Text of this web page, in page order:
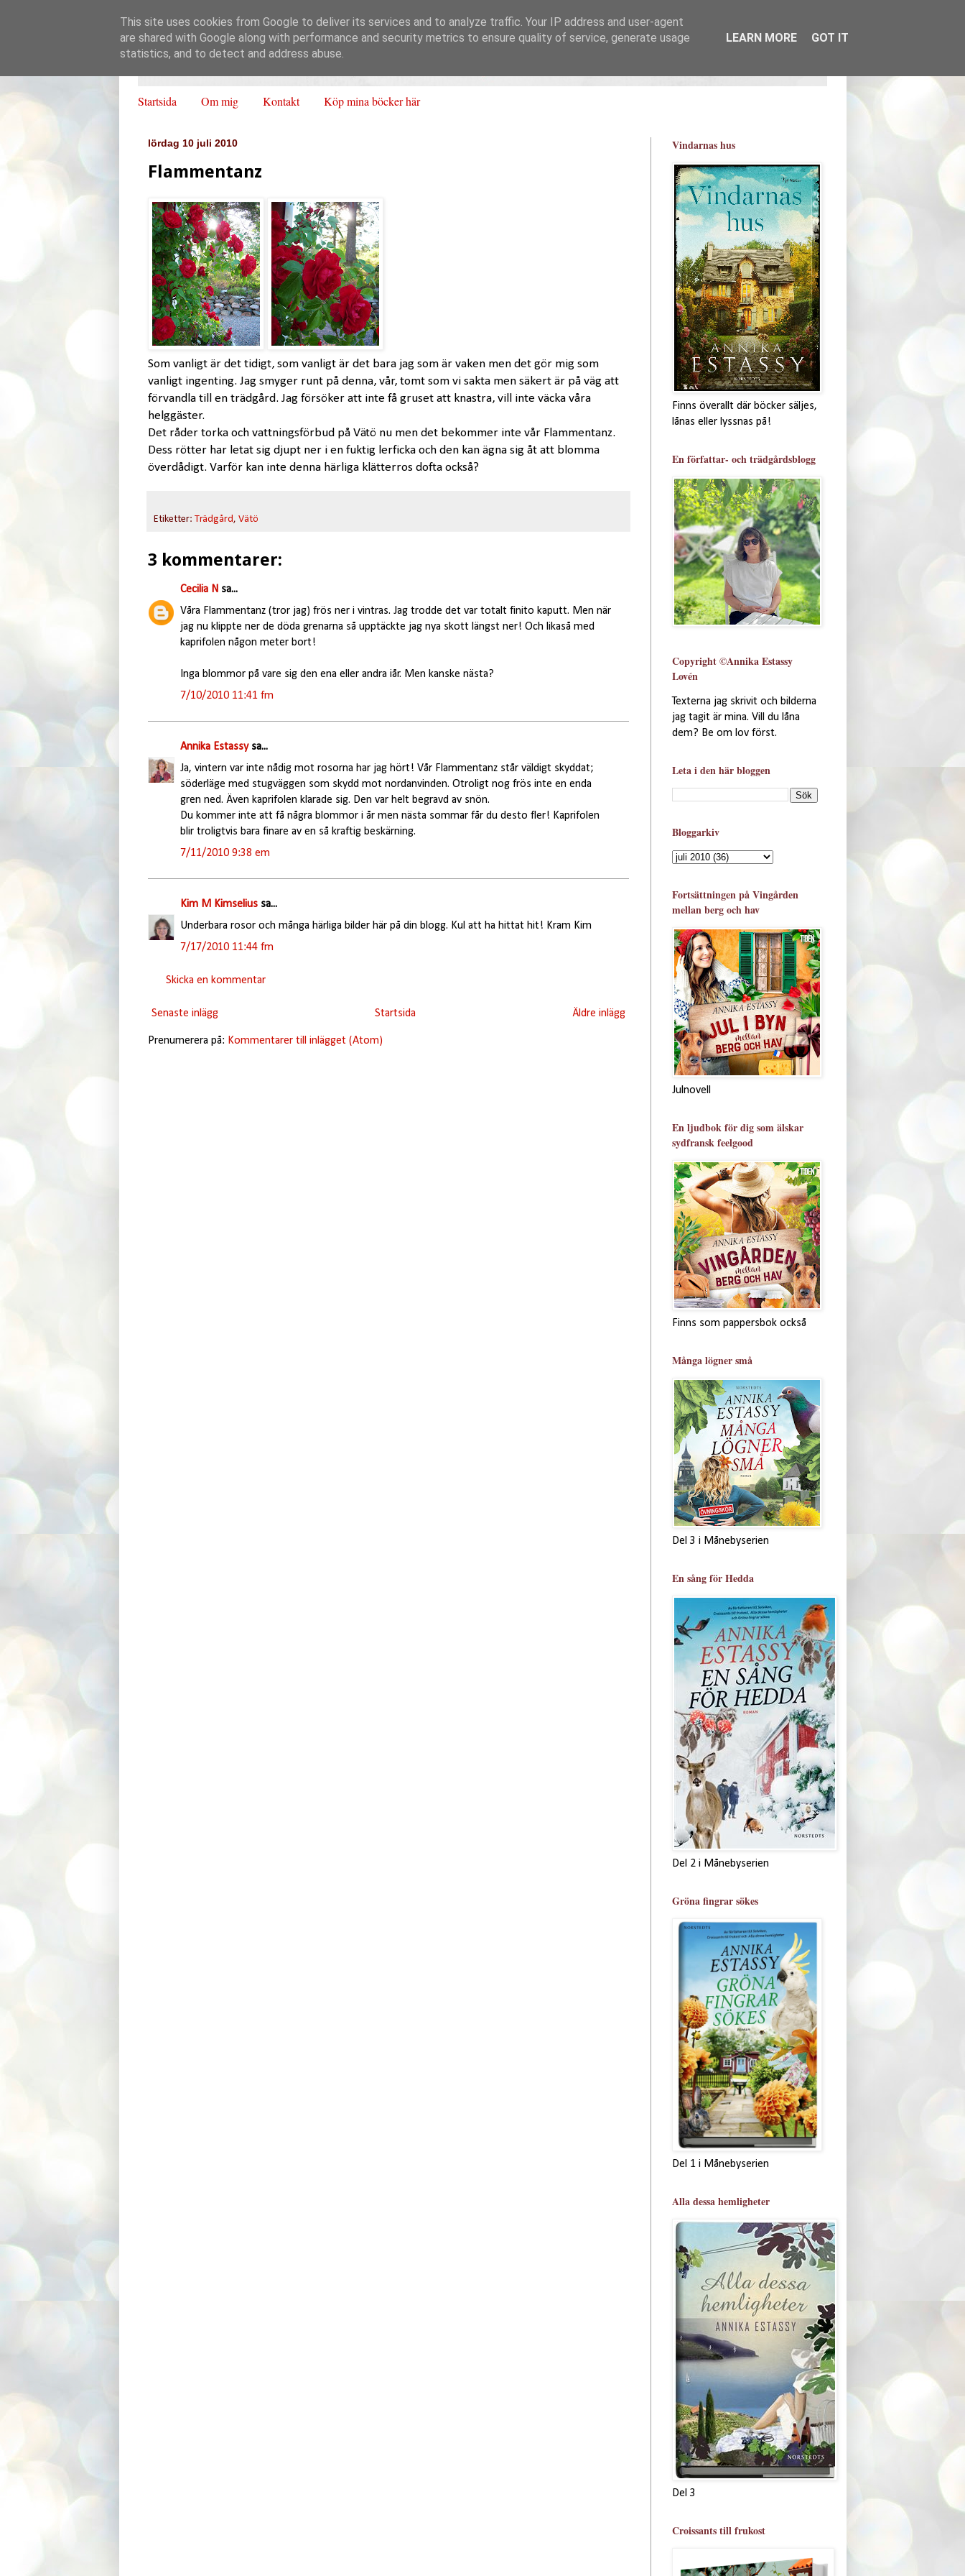
Startsida Om mig Kontakt Köp mina böcker här
lördag 10 juli 2010
Flammentanz
Som vanligt är det tidigt, som vanligt är det bara jag som är vaken men det gör mig som
vanligt ingenting. Jag smyger runt på denna, vår, tomt som vi sakta men säkert är på väg att
förvandla till en trädgård. Jag försöker att inte få gruset att knastra, vill inte väcka våra
helggäster.
Det råder torka och vattningsförbud på Vätö nu men det bekommer inte vår Flammentanz.
Dess rötter har letat sig djupt ner i en fuktig lerficka och den kan ägna sig åt att blomma
överdådigt. Varför kan inte denna härliga klätterros dofta också?
Etiketter: Trädgård , Vätö
3 kommentarer:
Cecilia Nsa...
Våra Flammentanz (tror jag) frös ner i vintras. Jag trodde det var totalt finito kaputt. Men när
jag nu klippte ner de döda grenarna så upptäckte jag nya skott längst ner! Och likaså med
kaprifolen någon meter bort!
Inga blommor på vare sig den ena eller andra iår. Men kanske nästa?
7/10/2010 11:41 fm
Annika Estassysa...
Ja, vintern var inte nådig mot rosorna har jag hört! Vår Flammentanz står väldigt skyddat;
söderläge med stugväggen som skydd mot nordanvinden. Otroligt nog frös inte en enda
gren ned. Även kaprifolen klarade sig. Den var helt begravd av snön.
Du kommer inte att få några blommor i år men nästa sommar får du desto fler! Kaprifolen
blir troligtvis bara finare av en så kraftig beskärning.
7/11/2010 9:38 em
Kim M Kimseliussa...
Underbara rosor och många härliga bilder här på din blogg. Kul att ha hittat hit! Kram Kim
7/17/2010 11:44 fm
Skicka en kommentar
Senaste inlägg Äldre inlägg
Startsida
Prenumerera på: Kommentarer till inlägget (Atom)
Vindarnas hus
Finns överallt där böcker säljes,
lånas eller lyssnas på!
En författar- och trädgårdsblogg
Copyright ©Annika Estassy
Lovén
Texterna jag skrivit och bilderna
jag tagit är mina. Vill du låna
dem? Be om lov först.
Leta i den här bloggen
Bloggarkiv
Fortsättningen på Vingården
mellan berg och hav
Julnovell
En ljudbok för dig som älskar
sydfransk feelgood
Finns som pappersbok också
Många lögner små
Del 3 i Månebyserien
En sång för Hedda
Del 2 i Månebyserien
Gröna fingrar sökes
Del 1 i Månebyserien
Alla dessa hemligheter
Del 3
Croissants till frukost
This site uses cookies from Google to deliver its services and to analyze traffic. Your IP address and user-agent
are shared with Google along with performance and security metrics to ensure quality of service, generate usage
statistics, and to detect and address abuse.
LEARN MORE GOT IT